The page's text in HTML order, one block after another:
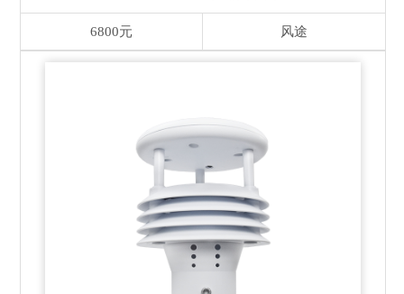
6800元 风途